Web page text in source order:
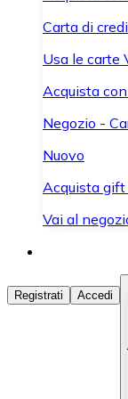
Carta di
Usa le carte
Acquista
Negozio -
Nuovo
Acquista gift
Vai al
Acquista
Acquista le
Converti le
Registrati Accedi